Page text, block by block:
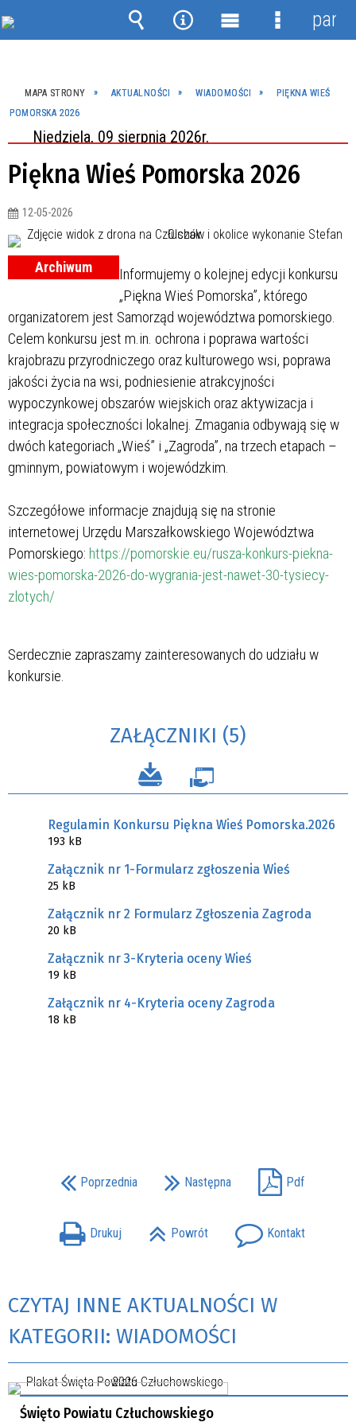
Niedziela, 09 sierpnia 2026r.
MAPA STRONY AKTUALNOŚCI WIADOMOŚCI
PIĘKNA WIEŚ
POMORSKA 2026
Piękna Wieś Pomorska 2026
12-05-2026
Archiwum
Informujemy o kolejnej edycji konkursu
„Piękna Wieś Pomorska”, którego
organizatorem jest Samorząd województwa pomorskiego.
Celem konkursu jest m.in. ochrona i poprawa wartości
krajobrazu przyrodniczego oraz kulturowego wsi, poprawa
jakości życia na wsi, podniesienie atrakcyjności
wypoczynkowej obszarów wiejskich oraz aktywizacja i
integracja społeczności lokalnej. Zmagania odbywają się w
dwóch kategoriach „Wieś” i „Zagroda”, na trzech etapach –
gminnym, powiatowym i wojewódzkim.
Szczegółowe informacje znajdują się na stronie
internetowej Urzędu Marszałkowskiego Województwa
Pomorskiego: https://pomorskie.eu/rusza-konkurs-piekna-
wies-pomorska-2026-do-wygrania-jest-nawet-30-tysiecy-
zlotych/
Serdecznie zapraszamy zainteresowanych do udziału w
konkursie.
ZAŁĄCZNIKI (5)
Regulamin Konkursu Piękna Wieś Pomorska.2026
193 kB
Załącznik nr 1-Formularz zgłoszenia Wieś
25 kB
Załącznik nr 2 Formularz Zgłoszenia Zagroda
20 kB
Załącznik nr 3-Kryteria oceny Wieś
19 kB
Załącznik nr 4-Kryteria oceny Zagroda
18 kB
Poprzednia Następna Pdf
Drukuj Powrót Kontakt
CZYTAJ INNE AKTUALNOŚCI W
KATEGORII: WIADOMOŚCI
Święto Powiatu Człuchowskiego
Wyszukiwarka
Narzędzia
Menu Menu
panel